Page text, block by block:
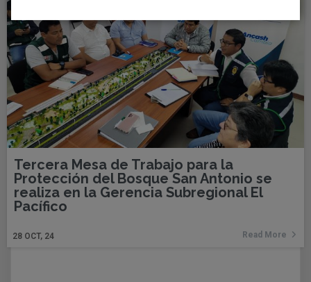
Tercera Mesa de Trabajo para la
Protección del Bosque San Antonio se
realiza en la Gerencia Subregional El
Pacífico
28 OCT, 24 Read More